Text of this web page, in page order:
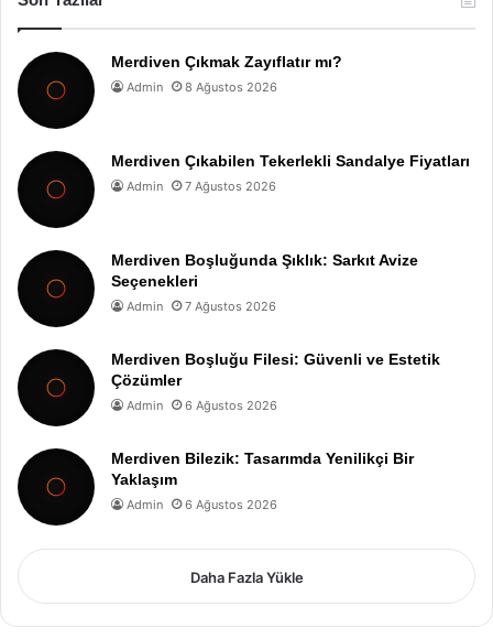
Merdiven Çıkmak Zayıflatır mı?
Admin 8 Ağustos 2026
Merdiven Çıkabilen Tekerlekli Sandalye Fiyatları
Admin 7 Ağustos 2026
Merdiven Boşluğunda Şıklık: Sarkıt Avize
Seçenekleri
Admin 7 Ağustos 2026
Merdiven Boşluğu Filesi: Güvenli ve Estetik
Çözümler
Admin 6 Ağustos 2026
Merdiven Bilezik: Tasarımda Yenilikçi Bir
Yaklaşım
Admin 6 Ağustos 2026
Daha Fazla Yükle